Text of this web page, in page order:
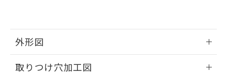
外形図
取りつけ穴加工図